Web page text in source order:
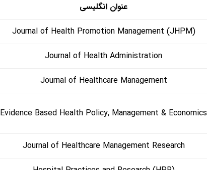
عنوان انگلیسی
Journal of Health Promotion Management (JHPM)
Journal of Health Administration
Journal of Healthcare Management
Evidence Based Health Policy, Management & Economics
Journal of Healthcare Management Research